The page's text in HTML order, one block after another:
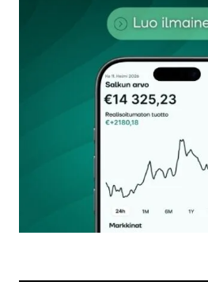
Sähköpostiosoitettasi ei
kentät on merkitty*
Kommentti*
Nimesi tai nimimerkkisi
Sähköpostiosoitteesi
Tilaa SalkunRakentajan